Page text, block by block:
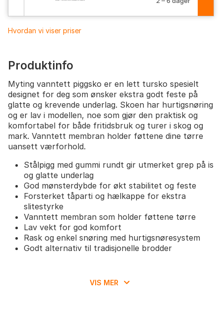
Hvordan vi viser priser
Produktinfo
Myting vanntett piggsko er en lett tursko spesielt
designet for deg som ønsker ekstra godt feste på
glatte og krevende underlag. Skoen har hurtigsnøring
og er lav i modellen, noe som gjør den praktisk og
komfortabel for både fritidsbruk og turer i skog og
mark. Vanntett membran holder føttene dine tørre
uansett værforhold.
Stålpigg med gummi rundt gir utmerket grep på is
og glatte underlag
God mønsterdybde for økt stabilitet og feste
Forsterket tåparti og hælkappe for ekstra
slitestyrke
Vanntett membran som holder føttene tørre
Lav vekt for god komfort
Rask og enkel snøring med hurtigsnøresystem
Godt alternativ til tradisjonelle brodder
VIS MER